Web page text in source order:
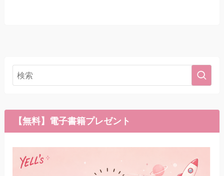
【無料】電子書籍プレゼント